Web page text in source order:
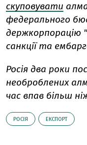
скуповувати
федерального
держкорпорацію
санкції та
Росія два роки
необроблених
час впав більш
РОСІЯ ЕКСПОРТ